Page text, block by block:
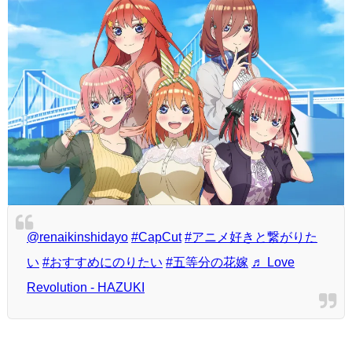
@renaikinshidayo #CapCut #アニメ好きと繋がりた
い #おすすめにのりたい #五等分の花嫁 ♬ Love
Revolution - HAZUKI